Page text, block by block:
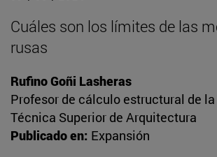
Cuáles son los límites de las
rusas
Rufino Goñi Lasheras
Profesor de cálculo estructural de
Técnica Superior de Arquitectura
Publicado en: Expansión